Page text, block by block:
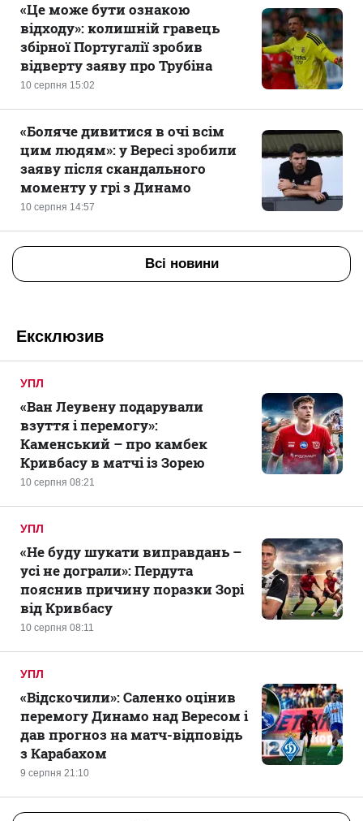
10 серпня 15:02
«Це може бути ознакою
відходу»: колишній гравець
збірної Португалії зробив
відверту заяву про Трубіна
10 серпня 14:57
«Боляче дивитися в очі всім
цим людям»: у Вересі зробили
заяву після скандального
моменту у грі з Динамо
Всі новини
Ексклюзив
УПЛ
10 серпня 08:21
«Ван Леувену подарували
взуття і перемогу»:
Каменський – про камбек
Кривбасу в матчі із Зорею
УПЛ
10 серпня 08:11
«Не буду шукати виправдань –
усі не дограли»: Пердута
пояснив причину поразки Зорі
від Кривбасу
УПЛ
9 серпня 21:10
«Відскочили»: Саленко оцінив
перемогу Динамо над Вересом і
дав прогноз на матч-відповідь
з Карабахом